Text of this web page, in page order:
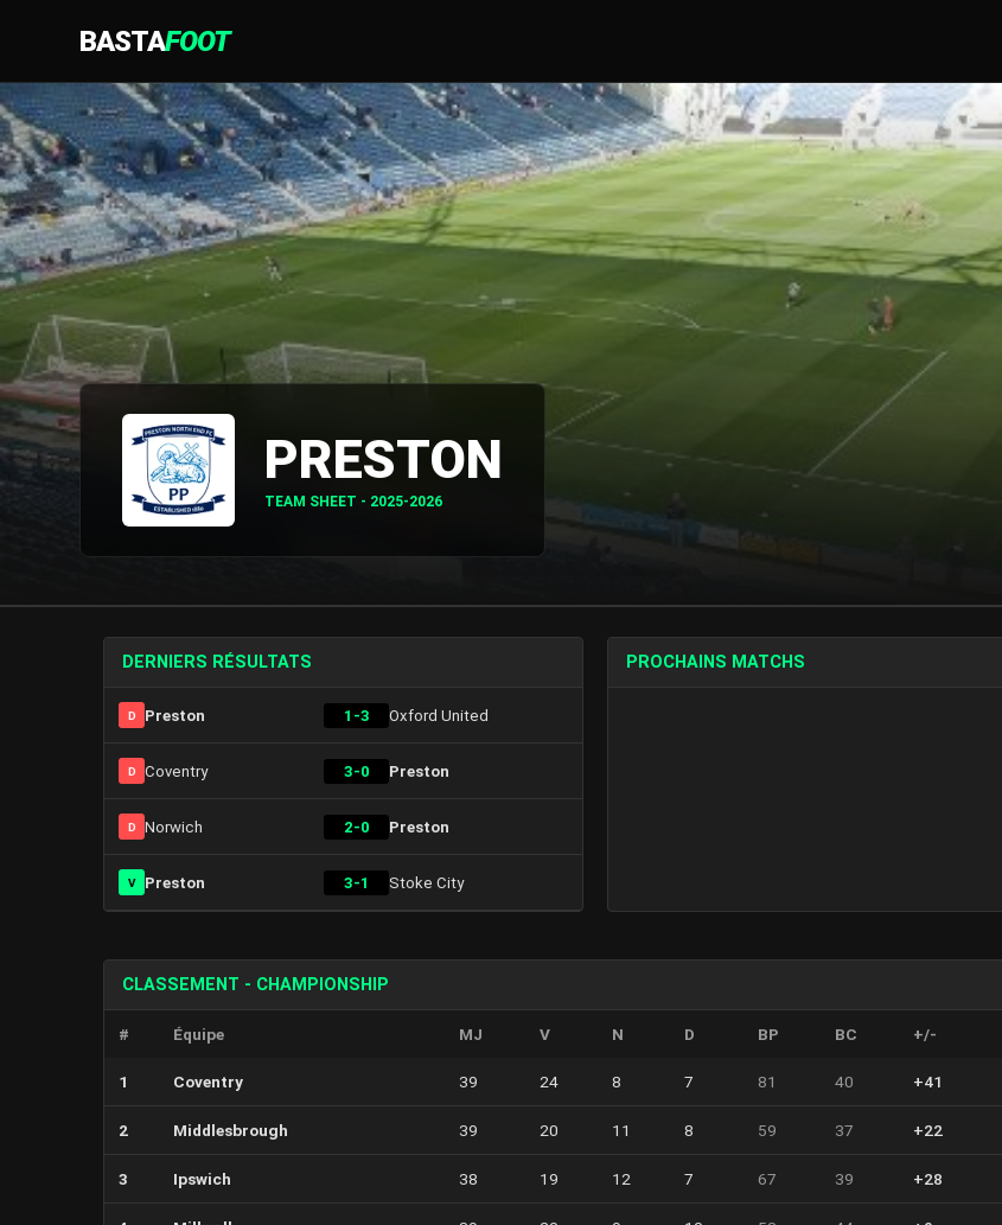
BASTAFOOT
PRESTON
TEAM SHEET - 2025-2026
DERNIERS RÉSULTATS
D Preston 1-3 Oxford United
D Coventry 3-0 Preston
D Norwich 2-0 Preston
V Preston 3-1 Stoke City
PROCHAINS MATCHS
CLASSEMENT - CHAMPIONSHIP
# Équipe MJ V N D BP BC +/-
1 Coventry 39 24 8 7 81 40 +41
2 Middlesbrough 39 20 11 8 59 37 +22
3 Ipswich 38 19 12 7 67 39 +28